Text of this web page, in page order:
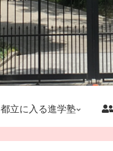
都立に入る進学塾